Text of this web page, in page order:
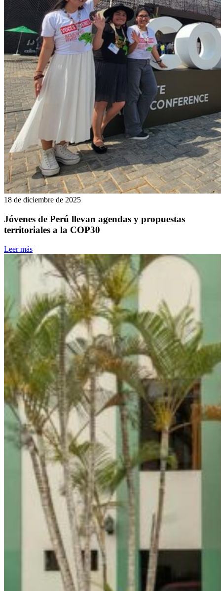
18 de diciembre de 2025
Jóvenes de Perú llevan agendas y propuestas
territoriales a la COP30
Leer más